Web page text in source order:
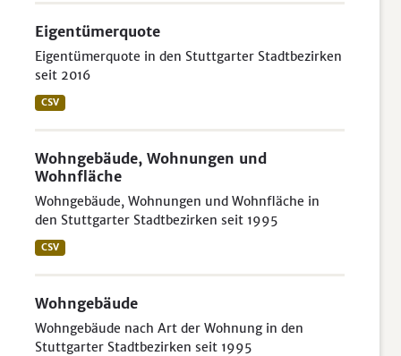
Eigentümerquote
Eigentümerquote in den Stuttgarter Stadtbezirken
seit 2016
CSV
Wohngebäude, Wohnungen und
Wohnfläche
Wohngebäude, Wohnungen und Wohnfläche in
den Stuttgarter Stadtbezirken seit 1995
CSV
Wohngebäude
Wohngebäude nach Art der Wohnung in den
Stuttgarter Stadtbezirken seit 1995